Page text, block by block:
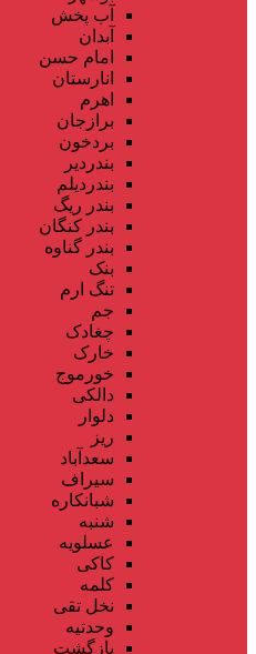
آب پخش
آبدان
امام حسن
انارستان
اهرم
برازجان
بردخون
بندردیر
بندردیلم
بندر ریگ
بندر کنگان
بندر گناوه
بنک
تنگ ارم
جم
چغادک
خارک
خورموج
دالکی
دلوار
ریز
سعدآباد
سیراف
شبانکاره
شنبه
عسلویه
کاکی
کلمه
نخل تقی
وحدتیه
بازگشت